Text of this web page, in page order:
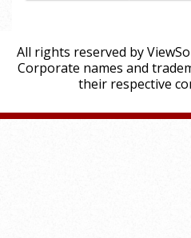
All rights reserved by
Corporate names and
their respective